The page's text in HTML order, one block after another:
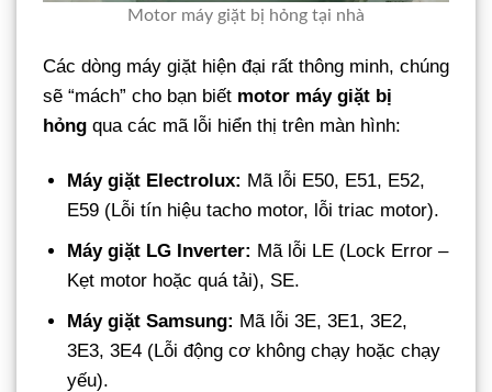
Motor máy giặt bị hỏng tại nhà
Các dòng máy giặt hiện đại rất thông minh, chúng
sẽ “mách” cho bạn biết motor máy giặt bị
hỏng qua các mã lỗi hiển thị trên màn hình:
Máy giặt Electrolux: Mã lỗi E50, E51, E52,
E59 (Lỗi tín hiệu tacho motor, lỗi triac motor).
Máy giặt LG Inverter: Mã lỗi LE (Lock Error –
Kẹt motor hoặc quá tải), SE.
Máy giặt Samsung: Mã lỗi 3E, 3E1, 3E2,
3E3, 3E4 (Lỗi động cơ không chạy hoặc chạy
yếu).